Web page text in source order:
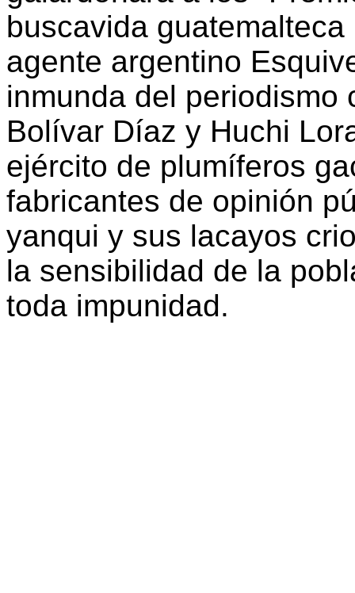
buscavida
agente argentino
inmunda del periodismo
Bolívar Díaz y Huchi
ejército de plumíferos
fabricantes de opinión
yanqui y sus lacayos
la sensibilidad de la
toda impunidad.